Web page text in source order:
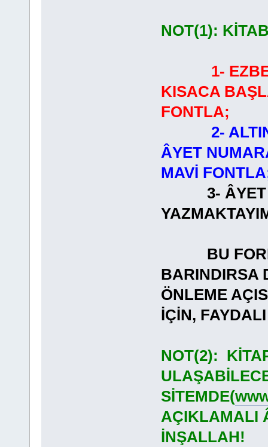
NOT(1):
1-
KISACA
FONTLA;
2-
ÂYET
MAVİ
3-
BU
BARINDIRSA
ÖNLEME
İÇİN,
NOT(2):
SİTEMDE(
AÇIKLAMALI
İNŞALLAH!